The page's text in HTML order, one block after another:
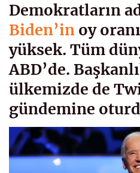
Demokratların
Biden’in oy
yüksek. Tüm
ABD’de.
ülkemizde de
gündemine